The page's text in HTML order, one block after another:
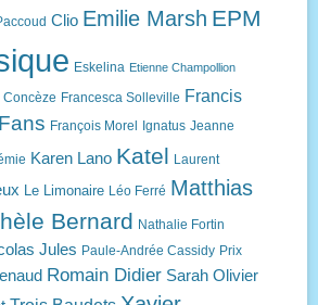
Clio Emilie Marsh EPM
Eskelina Etienne Champollion
Concèze Francesca Solleville Francis
François Morel Ignatus Jeanne
Karen Lano Katel Laurent
Le Limonaire Léo Ferré Matthias
Bernard Nathalie Fortin
Jules Paule-Andrée Cassidy Prix
Romain Didier Sarah Olivier